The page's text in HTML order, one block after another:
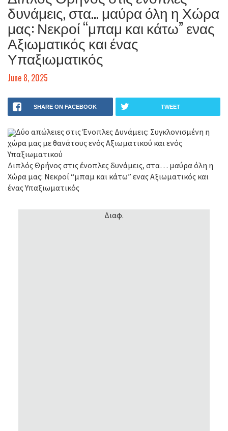
δυνάμεις, στα… μαύρα όλη η Χώρα
μας: Νεκροί “μπαμ και κάτω” ενας
Αξιωματικός και ένας
Υπαξιωματικός
June 8, 2025
SHARE ON FACEBOOK TWEET
Δύο απώλειες στις Ένοπλες Δυνάμεις: Συγκλονισμένη η
χώρα μας με θανάτους ενός Αξιωματικού και ενός
Υπαξιωματικού
Διπλός Θρήνος στις ένοπλες δυνάμεις, στα… μαύρα όλη η
Χώρα μας: Νεκροί “μπαμ και κάτω” ενας Αξιωματικός και
ένας Υπαξιωματικός
Διαφ.